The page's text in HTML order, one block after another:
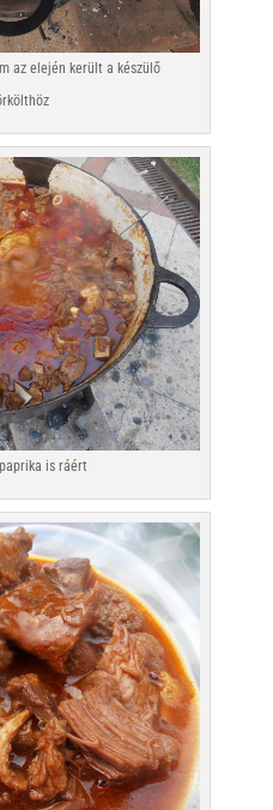
az elején került a készülő
is ráért